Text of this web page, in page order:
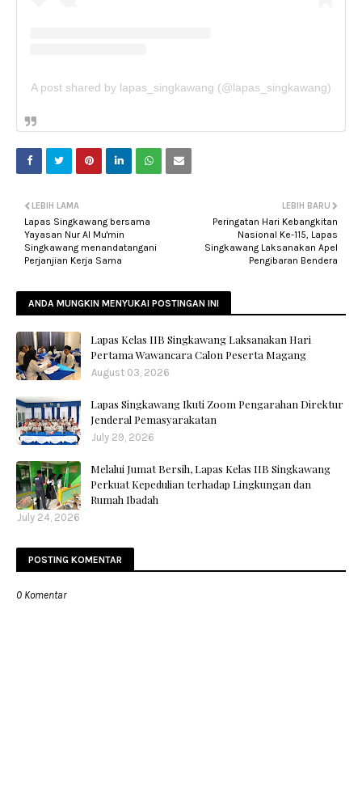
A post shared by lapas_singkawang (@lapas_singkawang)
LEBIH BARU
Peringatan Hari Kebangkitan
Nasional Ke-115, Lapas
Singkawang Laksanakan Apel
Pengibaran Bendera
LEBIH LAMA
Lapas Singkawang bersama
Yayasan Nur Al Mu'min
Singkawang menandatangani
Perjanjian Kerja Sama
ANDA MUNGKIN MENYUKAI POSTINGAN INI
Lapas Kelas IIB Singkawang Laksanakan Hari
Pertama Wawancara Calon Peserta Magang
August 03, 2026
Lapas Singkawang Ikuti Zoom Pengarahan Direktur
Jenderal Pemasyarakatan
July 29, 2026
Melalui Jumat Bersih, Lapas Kelas IIB Singkawang
Perkuat Kepedulian terhadap Lingkungan dan
Rumah Ibadah
July 24, 2026
POSTING KOMENTAR
0 Komentar